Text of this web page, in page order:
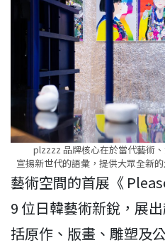
plzzzz 品牌核心在於當代藝術
宣揚新世代的語彙，提供大眾全新
藝術空間的首展《
9 位日韓藝術新銳，展
括原作、版畫、雕塑及